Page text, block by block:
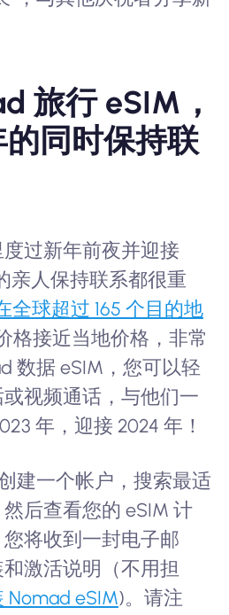
旅行 eSIM，
同时保持联
过新年前夜并迎接
亲人保持联系都很重
全球超过 165 个目的地
格接近当地价格，非常
数据 eSIM，您可以轻
视频通话，与他们一
年，迎接 2024 年！
建一个帐户，搜索最适
后查看您的 eSIM 计
将收到一封电子邮
激活说明（不用担
Nomad eSIM)。请注